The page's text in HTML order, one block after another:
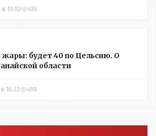
в 13:02 435
будет 40 по Цельсию. О
области
16:32 498